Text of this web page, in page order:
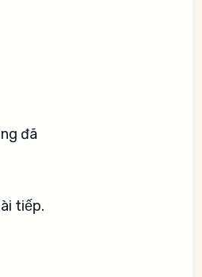
đã
tiếp.